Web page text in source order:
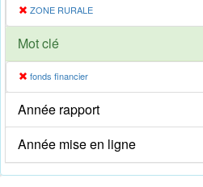
ZONE RURALE
Mot clé
fonds financier
Année rapport
Année mise en ligne